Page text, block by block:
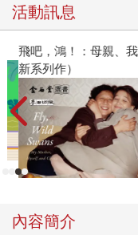
活動訊息
飛吧，鴻！：母親、
新系列作）
內容簡介